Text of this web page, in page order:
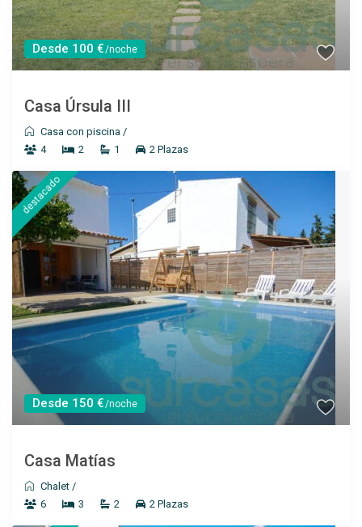
Desde 60 €/por noche
Apartamento Colon II
Desde 100 €/noche
Casa Úrsula III
Casa con piscina /
4
2 1 2 Plazas
Desde 150 €/noche
destacado
Casa Matías
Chalet /
6
3 2 2 Plazas